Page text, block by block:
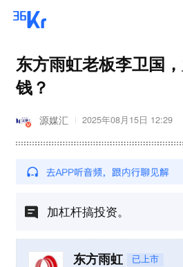
东方雨虹老板李卫国
钱？
源媒汇 2025年08月15日 12:29
加杠杆搞投资。
东方雨虹 已上市